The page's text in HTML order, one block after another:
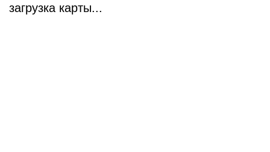
загрузка карты...